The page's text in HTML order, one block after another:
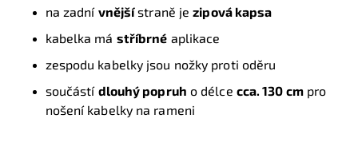
na zadní vnějšístraně jezipová kapsa
kabelka má stříbrné aplikace
zespodu kabelky jsou nožky proti oděru
součástí dlouhý popruh o délce cca. 130 cmpro
nošení kabelky na rameni